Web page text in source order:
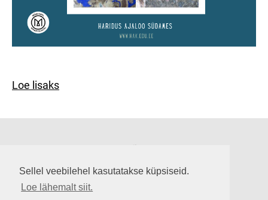
Sellel veebilehel kasutatakse küpsiseid.
Loe lähemalt siit.
Loe lisaks
info@suuremoisaloss.ee
LOSSI LAHTIOLEKUAJAD